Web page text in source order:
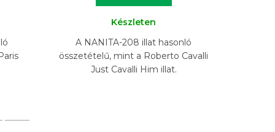
Készleten
A NANITA-208 illat hasonló
összetételű, mint a Roberto Cavalli
Just Cavalli Him illat.